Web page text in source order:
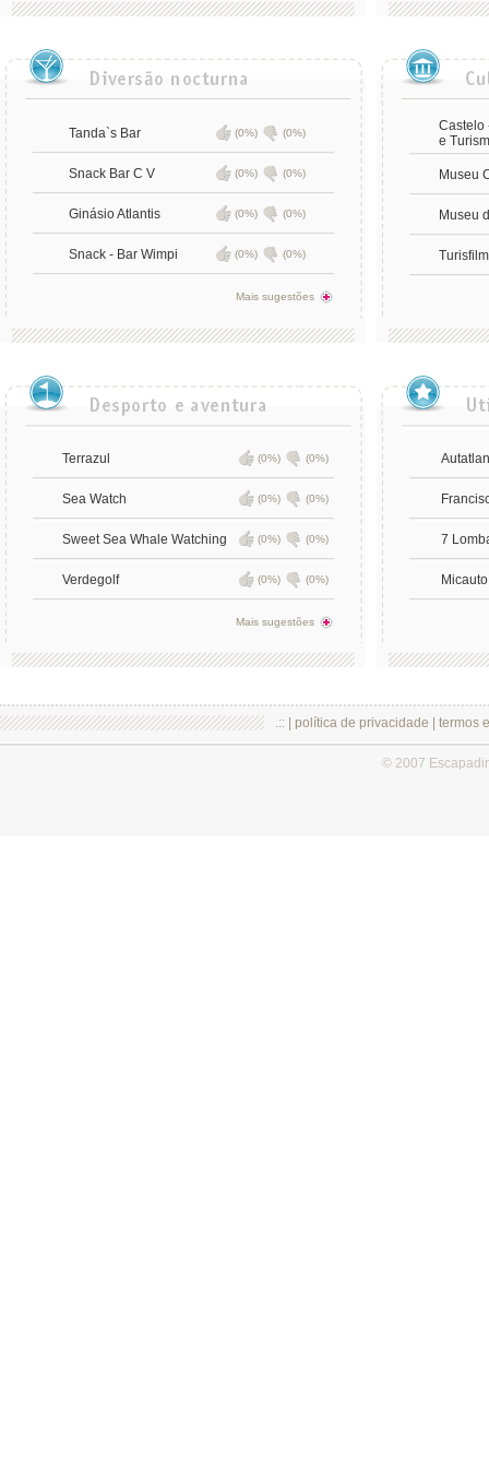
Tanda`s Bar (0%) (0%)
Snack Bar C V (0%) (0%)
Ginásio Atlantis (0%) (0%)
Snack - Bar Wimpi (0%) (0%)
Mais sugestões
Castelo
e
Museu
Museu
Terrazul (0%) (0%)
Sea Watch (0%) (0%)
Sweet Sea Whale Watching (0%) (0%)
Verdegolf (0%) (0%)
Mais sugestões
7
Micauto
.:: | política de privacidade termos
© 2007